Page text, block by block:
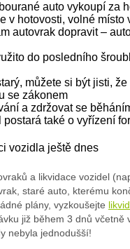
auto vykoupí za
v hotovosti, volné místo
autovrak dopravit –
do posledního
můžete si být jisti,
se zákonem
a zdržovat se
také o vyřízení
vozidla ještě dnes
a likvidace vozidel
staré auto, kterému
plány, vyzkoušejte
již během 3 dnů včetně
nebyla jednodušší!